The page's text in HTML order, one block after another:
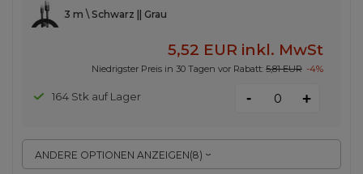
ANDERE OPTIONEN ANZEIGEN(8)
3 m \ Schwarz || Grau
5,52 EUR inkl. MwSt
Niedrigster Preis in 30 Tagen vor Rabatt: 5,81 EUR -4%
164 Stk auf Lager - +